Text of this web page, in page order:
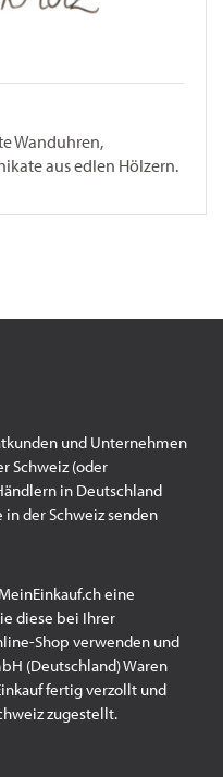
Wanduhren,
aus edlen Hölzern.
und Unternehmen
Schweiz (oder
in Deutschland
in der Schweiz senden
eine
diese bei Ihrer
Shop verwenden und
(Deutschland) Waren
fertig verzollt und
zugestellt.